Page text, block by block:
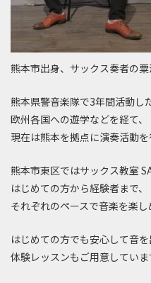
熊本市出身、サックス奏者の粟
熊本県警音楽隊で3年間活動した
欧州各国への遊学などを経て、
現在は熊本を拠点に演奏活動を
熊本市東区ではサックス教室
はじめての方から経験者まで、
それぞれのペースで音楽を楽し
はじめての方でも安心して音
体験レッスンもご用意していま